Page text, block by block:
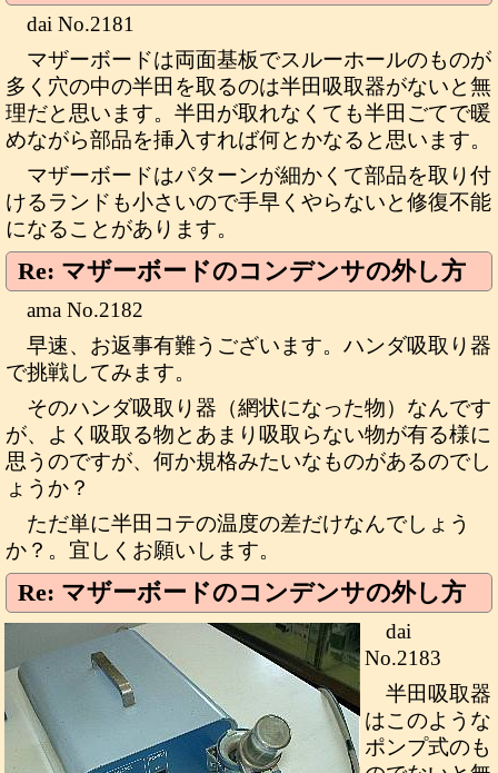
dai No.2181
マザーボードは両面基板でスルーホールのものが
多く穴の中の半田を取るのは半田吸取器がないと無
理だと思います。半田が取れなくても半田ごてで暖
めながら部品を挿入すれば何とかなると思います。
マザーボードはパターンが細かくて部品を取り付
けるランドも小さいので手早くやらないと修復不能
になることがあります。
Re: マザーボードのコンデンサの外し方
ama No.2182
早速、お返事有難うございます。ハンダ吸取り器
で挑戦してみます。
そのハンダ吸取り器（網状になった物）なんです
が、よく吸取る物とあまり吸取らない物が有る様に
思うのですが、何か規格みたいなものがあるのでし
ょうか？
ただ単に半田コテの温度の差だけなんでしょう
か？。宜しくお願いします。
Re: マザーボードのコンデンサの外し方
dai
No.2183
半田吸取器
はこのような
ポンプ式のも